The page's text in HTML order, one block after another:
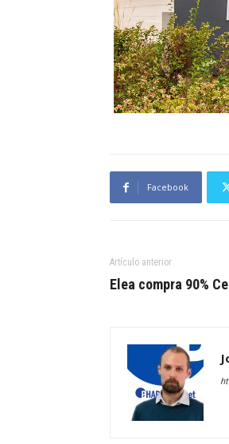
Facebook
Artículo anterior
Elea compra 90%